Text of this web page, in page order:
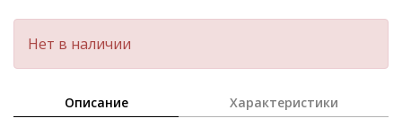
Нет в наличии
Описание Характеристики